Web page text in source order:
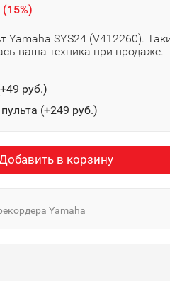
(15%)
Yamaha SYS24 (V412260).
ваша техника при продаже.
49 руб.)
(+249 руб.)
в корзину
Yamaha